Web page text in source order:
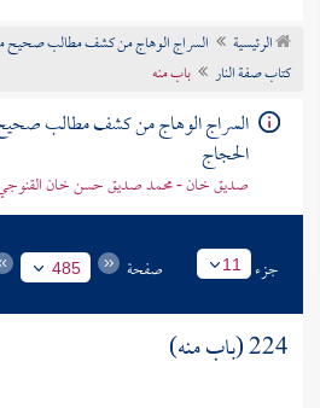
تراجم الأعلام
الرئيسية
السراج الوهاج من كشف مطالب صحيح
كتاب صفة النار
باب منه
السراج الوهاج من كشف مطالب
الحجاج
صديق خان - محمد صديق حسن خان
جزء 11 صفحة 485
224 (باب منه)